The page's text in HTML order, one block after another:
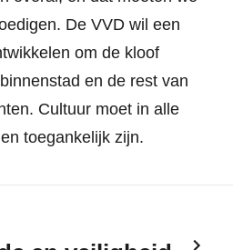
De VVD wil een
om de kloof
en de rest van
Cultuur moet in alle
toegankelijk zijn.